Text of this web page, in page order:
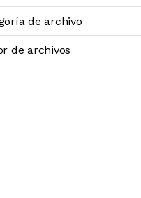
de archivo
de archivos